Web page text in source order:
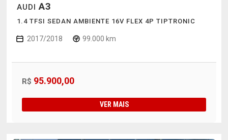
AUDIA3
1.4 TFSI SEDAN AMBIENTE 16V FLEX 4P TIPTRONIC
2017/2018 99.000 km
R$ 95.900,00
VER MAIS